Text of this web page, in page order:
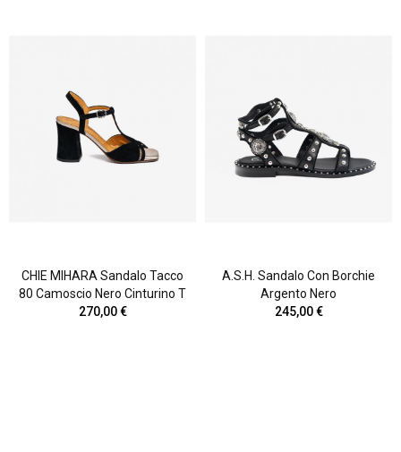
CHIE MIHARA Sandalo Tacco
80 Camoscio Nero Cinturino T
270,00 €
A.S.H. Sandalo Con Borchie
Argento Nero
245,00 €